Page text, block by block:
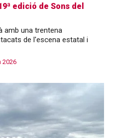
edició de Sons del
amb una trentena
de l'escena estatal i
2026